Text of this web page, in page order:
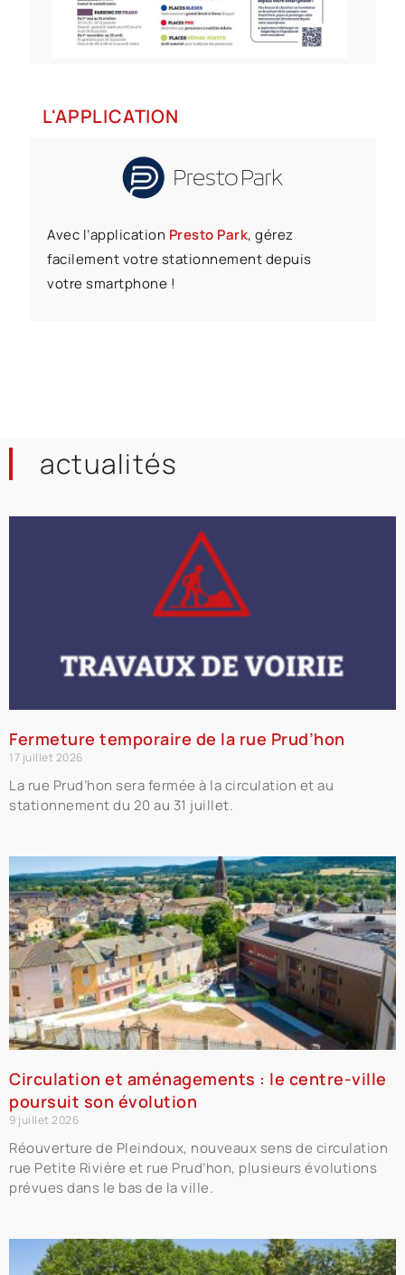
L'APPLICATION
Avec l’application Presto Park, gérez
facilement votre stationnement depuis
votre smartphone !
actualités
Fermeture temporaire de la rue Prud’hon
17 juillet 2026
La rue Prud’hon sera fermée à la circulation et au
stationnement du 20 au 31 juillet.
Circulation et aménagements : le centre-ville
poursuit son évolution
9 juillet 2026
Réouverture de Pleindoux, nouveaux sens de circulation
rue Petite Rivière et rue Prud’hon, plusieurs évolutions
prévues dans le bas de la ville.